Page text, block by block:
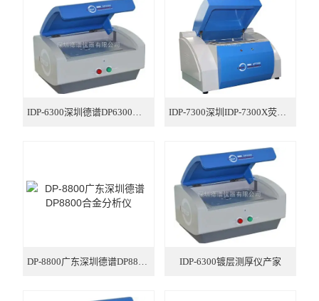
液相色谱仪
X射线光谱仪
矿石分析仪
不锈钢分析仪
镀层测厚仪/膜厚仪
IDP-6300深圳德谱DP6300镀层测厚仪 IDP-7300深圳IDP-7300X荧光光谱仪
DP-8800广东深圳德谱DP8800合金分析仪 IDP-6300镀层测厚仪产家